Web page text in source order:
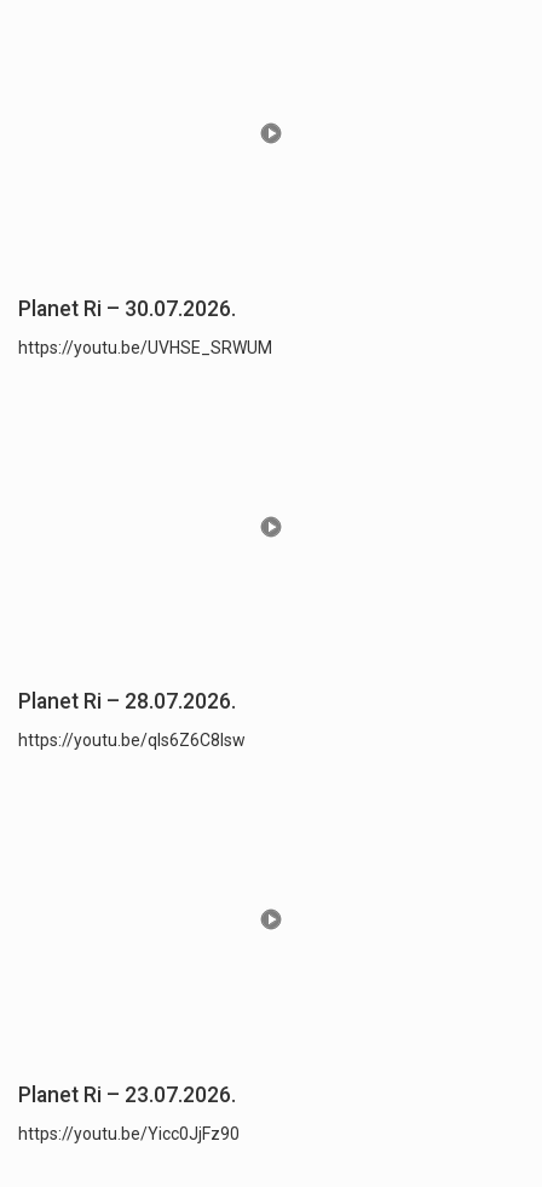
Planet Ri – 30.07.2026.
https://youtu.be/UVHSE_SRWUM
Planet Ri – 28.07.2026.
https://youtu.be/qls6Z6C8lsw
Planet Ri – 23.07.2026.
https://youtu.be/Yicc0JjFz90